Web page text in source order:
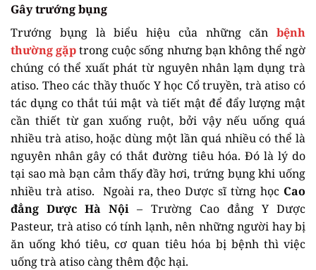
Gây trướng bụng
Trướng bụng là biểu hiệu của những căn bệnh
thường gặptrong cuộc sống nhưng bạn không thể ngờ
chúng có thể xuất phát từ nguyên nhân lạm dụng trà
atiso. Theo các thầy thuốc Y học Cổ truyền, trà atiso có
tác dụng co thắt túi mật và tiết mật để đẩy lượng mật
cần thiết từ gan xuống ruột, bởi vậy nếu uống quá
nhiều trà atiso, hoặc dùng một lần quá nhiều có thể là
nguyên nhân gây có thắt đường tiêu hóa. Đó là lý do
tại sao mà bạn cảm thấy đầy hơi, trứng bụng khi uống
nhiều trà atiso. Ngoài ra, theo Dược sĩ từng học Cao
đẳng Dược Hà Nội – Trường Cao đẳng Y Dược
Pasteur, trà atiso có tính lạnh, nên những người hay bị
ăn uống khó tiêu, cơ quan tiêu hóa bị bệnh thì việc
uống trà atiso càng thêm độc hại.